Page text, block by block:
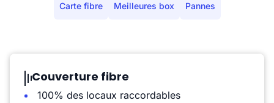
Carte fibre Meilleures box Pannes
Couverture fibre
100% des locaux raccordables